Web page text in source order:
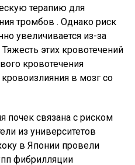
терапию для
тромбов . Однако риск
увеличивается из-за
этих кровотечений
кровотечения
в мозг со
почек связана с риском
из университетов
в Японии провели
фибрилляции